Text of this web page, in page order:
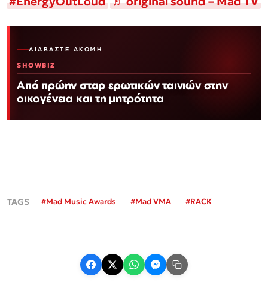
ΔΙΑΒΆΣΤΕ ΑΚΌΜΗ
SHOWBIZ
Από πρώην σταρ ερωτικών ταινιών στην
οικογένεια και τη μητρότητα
#Mad Music Awards #Mad VMA #RACK